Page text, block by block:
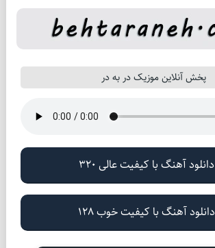
پخش آنلاین موزیک در به در
دانلود آهنگ با کیفیت عالی 320
دانلود آهنگ با کیفیت خوب 128